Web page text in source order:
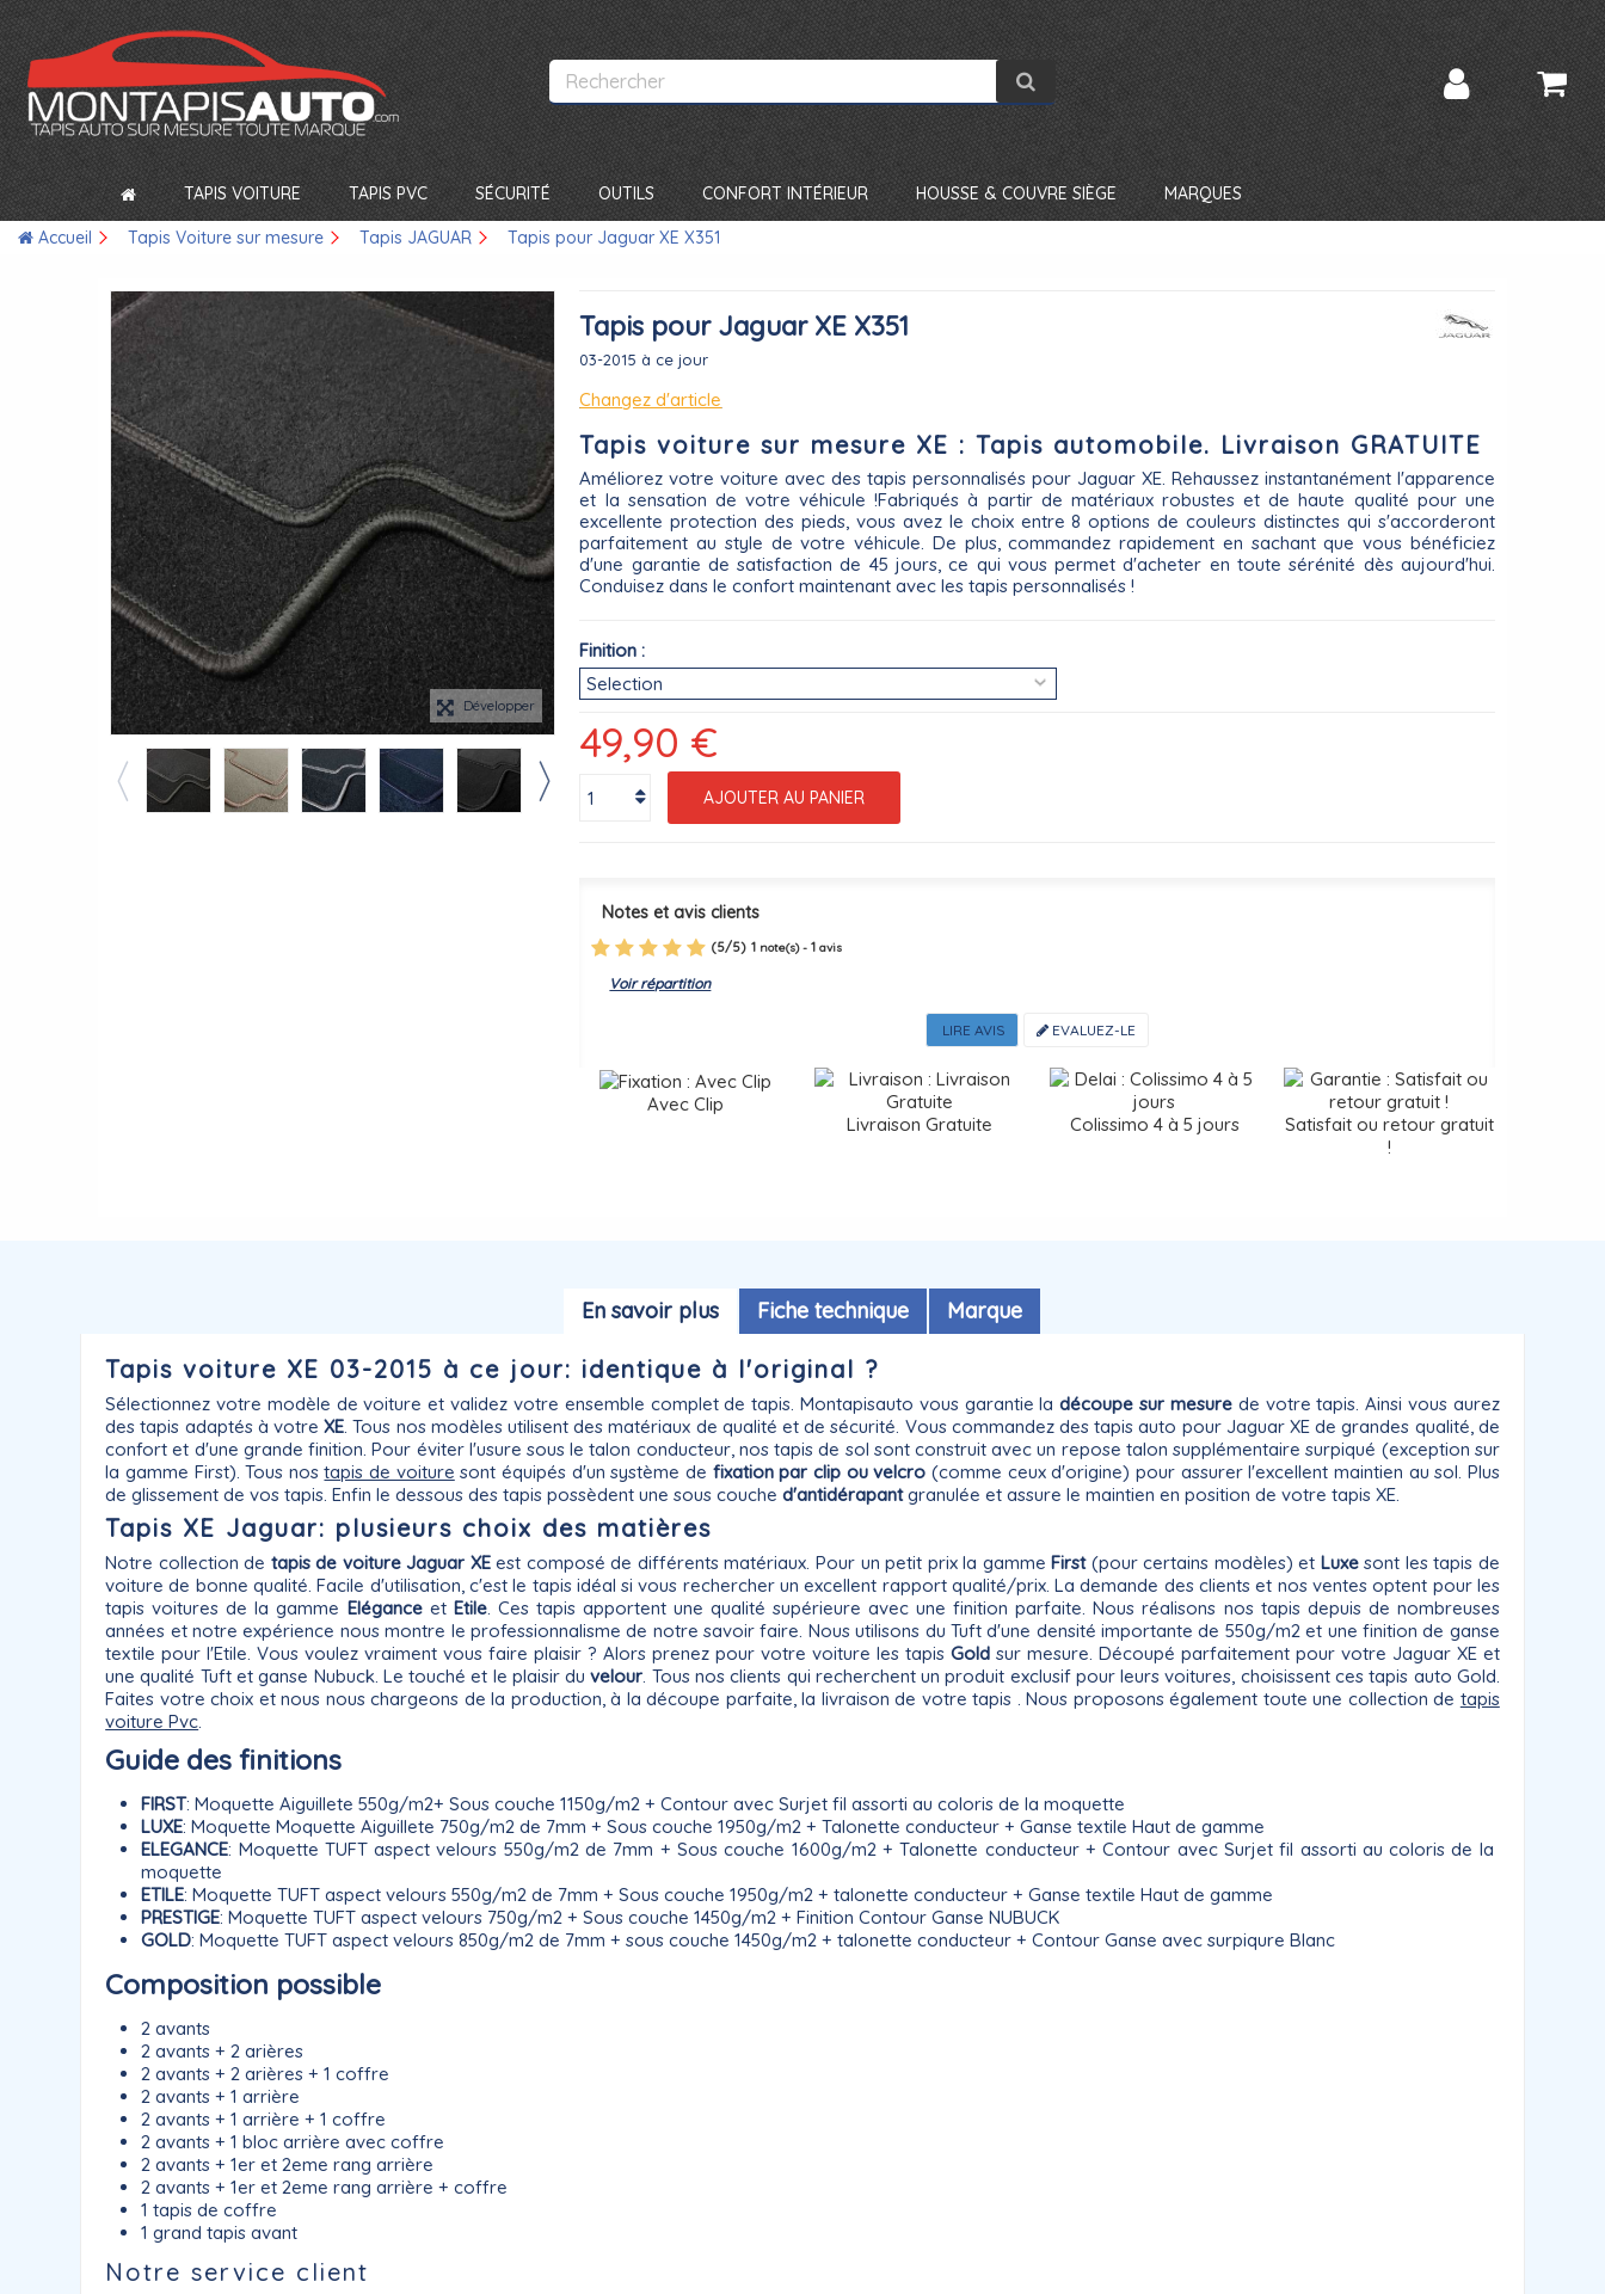
TAPIS VOITURE TAPIS PVC SÉCURITÉ OUTILS CONFORT INTÉRIEUR HOUSSE & COUVRE SIÈGE MARQUES
Accueil Tapis Voiture sur mesure Tapis JAGUAR Tapis pour Jaguar XE X351
Développer
Tapis pour Jaguar XE X351
03-2015 à ce jour
Changez d'article
Tapis voiture sur mesure XE : Tapis automobile. Livraison GRATUITE
Améliorez votre voiture avec des tapis personnalisés pour Jaguar XE. Rehaussez instantanément l'apparence
et la sensation de votre véhicule !Fabriqués à partir de matériaux robustes et de haute qualité pour une
excellente protection des pieds, vous avez le choix entre 8 options de couleurs distinctes qui s'accorderont
parfaitement au style de votre véhicule. De plus, commandez rapidement en sachant que vous bénéficiez
d'une garantie de satisfaction de 45 jours, ce qui vous permet d'acheter en toute sérénité dès aujourd'hui.
Conduisez dans le confort maintenant avec les tapis personnalisés !
Finition :
49,90 €
AJOUTER AU PANIER
Notes et avis clients
(5/5) 1 note(s) -1 avis
Voir répartition
LIRE AVIS EVALUEZ-LE
Avec Clip
Livraison Gratuite
Colissimo 4 à 5 jours
Satisfait ou retour gratuit
!
En savoir plus Fiche technique Marque
Tapis voiture XE 03-2015 à ce jour: identique à l'original ?
Sélectionnez votre modèle de voiture et validez votre ensemble complet de tapis. Montapisauto vous garantie ladécoupe sur mesurede votre tapis. Ainsi vous aurez
des tapis adaptés à votreXE. Tous nos modèles utilisent des matériaux de qualité et de sécurité. Vous commandez des tapis auto pour Jaguar XE de grandes qualité, de
confort et d'une grande finition. Pour éviter l'usure sous le talon conducteur, nos tapis de sol sont construit avec un repose talon supplémentaire surpiqué (exception sur
la gamme First). Tous nostapis de voiture sont équipés d'un système de fixation par clip ou velcro (comme ceux d'origine) pour assurer l'excellent maintien au sol. Plus
de glissement de vos tapis. Enfin le dessous des tapis possèdent une sous couched'antidérapantgranulée et assure le maintien en position de votre tapis XE.
Tapis XE Jaguar: plusieurs choix des matières
Notre collection de tapis de voiture Jaguar XEest composé de différents matériaux. Pour un petit prix la gammeFirst(pour certains modèles) et Luxesont les tapis de
voiture de bonne qualité. Facile d'utilisation, c'est le tapis idéal si vous rechercher un excellent rapport qualité/prix. La demande des clients et nos ventes optent pour les
tapis voitures de la gamme Eléganceet Etile. Ces tapis apportent une qualité supérieure avec une finition parfaite. Nous réalisons nos tapis depuis de nombreuses
années et notre expérience nous montre le professionnalisme de notre savoir faire. Nous utilisons du Tuft d'une densité importante de 550g/m2 et une finition de ganse
textile pour l'Etile. Vous voulez vraiment vous faire plaisir ? Alors prenez pour votre voiture les tapis Goldsur mesure. Découpé parfaitement pour votre Jaguar XE et
une qualité Tuft et ganse Nubuck. Le touché et le plaisir duvelour. Tous nos clients qui recherchent un produit exclusif pour leurs voitures, choisissent ces tapis auto Gold.
Faites votre choix et nous nous chargeons de la production, à la découpe parfaite, la livraison de votre tapis . Nous proposons également toute une collection de tapis
voiture Pvc.
Guide des finitions
FIRST: Moquette Aiguillete 550g/m2+ Sous couche 1150g/m2 + Contour avec Surjet fil assorti au coloris de la moquette
LUXE: Moquette Moquette Aiguillete 750g/m2 de 7mm + Sous couche 1950g/m2 + Talonette conducteur + Ganse textile Haut de gamme
ELEGANCE: Moquette TUFT aspect velours 550g/m2 de 7mm + Sous couche 1600g/m2 + Talonette conducteur + Contour avec Surjet fil assorti au coloris de la
moquette
ETILE: Moquette TUFT aspect velours 550g/m2 de 7mm + Sous couche 1950g/m2 + talonette conducteur + Ganse textile Haut de gamme
PRESTIGE: Moquette TUFT aspect velours 750g/m2 + Sous couche 1450g/m2 + Finition Contour Ganse NUBUCK
GOLD: Moquette TUFT aspect velours 850g/m2 de 7mm + sous couche 1450g/m2 + talonette conducteur + Contour Ganse avec surpiqure Blanc
Composition possible
2 avants
2 avants + 2 arières
2 avants + 2 arières + 1 coffre
2 avants + 1 arrière
2 avants + 1 arrière + 1 coffre
2 avants + 1 bloc arrière avec coffre
2 avants + 1er et 2eme rang arrière
2 avants + 1er et 2eme rang arrière + coffre
1 tapis de coffre
1 grand tapis avant
Notre service client